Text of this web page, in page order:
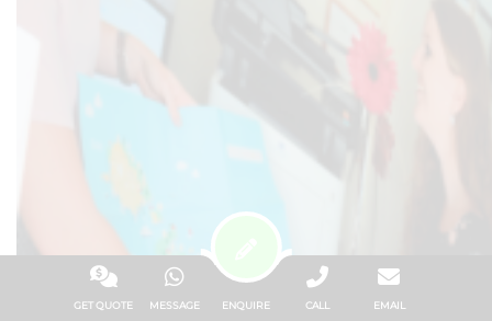
GET QUOTE MESSAGE ENQUIRE CALL EMAIL